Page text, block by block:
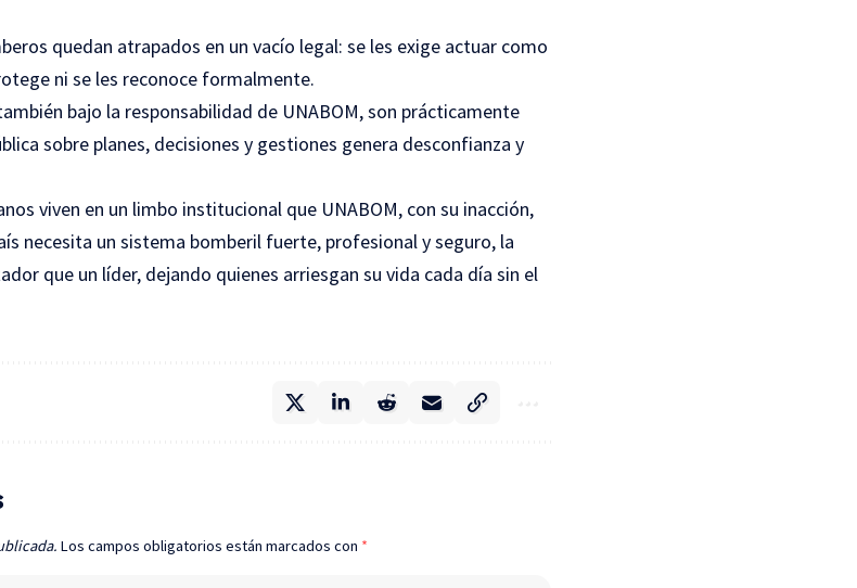
quedan atrapados en un vacío legal: se les exige actuar como
ni se les reconoce formalmente.
bajo la responsabilidad de UNABOM, son prácticamente
sobre planes, decisiones y gestiones genera desconfianza y
viven en un limbo institucional que UNABOM, con su inacción,
necesita un sistema bomberil fuerte, profesional y seguro, la
que un líder, dejando quienes arriesgan su vida cada día sin el
Los campos obligatorios están marcados con *